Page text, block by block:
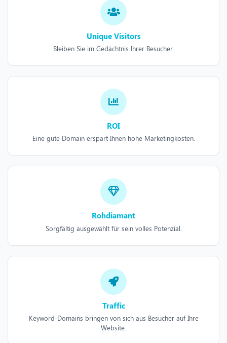
Unique Visitors
Bleiben Sie im Gedächtnis Ihrer Besucher.
ROI
Eine gute Domain erspart Ihnen hohe Marketingkosten.
Rohdiamant
Sorgfältig ausgewählt für sein volles Potenzial.
Traffic
Keyword-Domains bringen von sich aus Besucher auf Ihre
Website.